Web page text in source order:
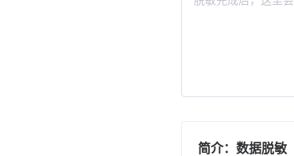
简介：数据脱敏